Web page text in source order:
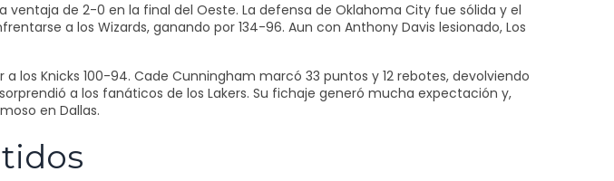
ventaja de 2-0 en la final del Oeste. La defensa de Oklahoma City fue sólida y el
a los Wizards, ganando por 134-96. Aun con Anthony Davis lesionado, Los
los Knicks 100-94. Cade Cunningham marcó 33 puntos y 12 rebotes, devolviendo
a los fanáticos de los Lakers. Su fichaje generó mucha expectación y,
en Dallas.